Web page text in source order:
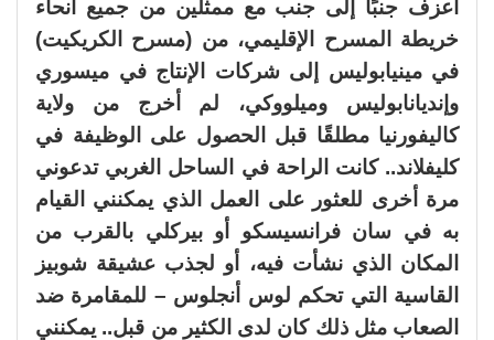
أعزف جنبًا إلى جنب مع ممثلين من جميع أنحاء
خريطة المسرح الإقليمي، من (مسرح الكريكيت)
في مينيابوليس إلى شركات الإنتاج في ميسوري
وإنديانابوليس وميلووكي، لم أخرج من ولاية
كاليفورنيا مطلقًا قبل الحصول على الوظيفة في
كليفلاند.. كانت الراحة في الساحل الغربي تدعوني
مرة أخرى للعثور على العمل الذي يمكنني القيام
به في سان فرانسيسكو أو بيركلي بالقرب من
المكان الذي نشأت فيه، أو لجذب عشيقة شوبيز
القاسية التي تحكم لوس أنجلوس – للمقامرة ضد
الصعاب مثل ذلك كان لدى الكثير من قبل.. يمكنني